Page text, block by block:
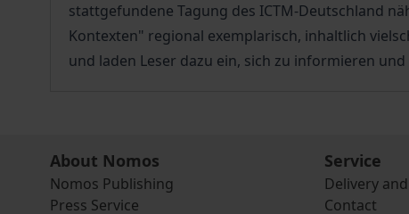
stattgefundene Tagung des ICTM-Deutschland
Kontexten" regional exemplarisch, inhaltlich
und laden Leser dazu ein, sich zu informieren
About Nomos
Nomos Publishing
Press Service
Service
Delivery
Contact